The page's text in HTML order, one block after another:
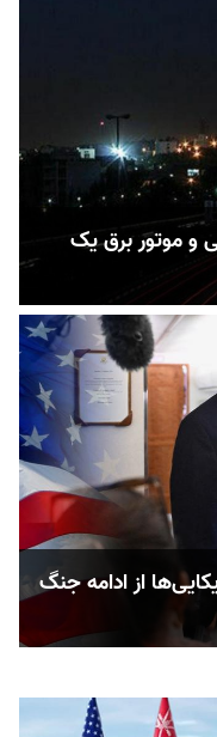
موتور برق یک
از ادامه جنگ